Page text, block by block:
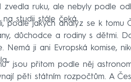
zvedla ruku, ale nebyly podle
studii stále čeká.
podle jakých analýz se k tomu
důchodce a rodiny s dětmi.
Nemá ji ani Evropská komise,
jsou přitom podle něj
pěti státním rozpočtům. A